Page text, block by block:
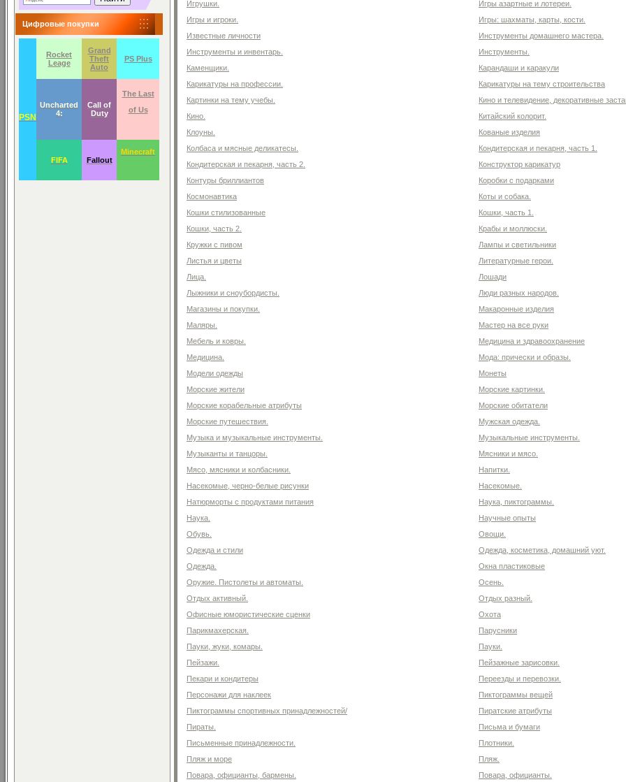
Цифровые покупки
PSN
Rocket
Leage
Grand
Theft
Auto
PS Plus
Uncharted
4:
Call of
Duty
The Last
of Us
FIFA Fallout
Minecraft
Игрушки.
Игры азартные и лотереи.
Игры и игроки.
Игры: шахматы, карты, кости.
Известные личности
Инструменты домашнего мастера.
Инструменты и инвентарь.
Инструменты.
Каменщики.
Карандаши и каракули
Карикатуры на профессии.
Карикатуры на тему строительства
Картинки на тему учебы.
Кино и телевидение, декоративные
Кино.
Китайский колорит.
Клоуны.
Кованые изделия
Колбаса и мясные деликатесы.
Кондитерская и пекарня, часть 1.
Кондитерская и пекарня, часть 2.
Конструктор карикатур
Контуры бриллиантов
Коробки с подарками
Космонавтика
Коты и собака.
Кошки стилизованные
Кошки, часть 1.
Кошки, часть 2.
Крабы и моллюски.
Кружки с пивом
Лампы и светильники
Листья и цветы
Литературные герои.
Лица.
Лошади
Лыжники и сноубордисты.
Люди разных народов.
Магазины и покупки.
Макаронные изделия
Маляры.
Мастер на все руки
Мебель и ковры.
Медицина и здравоохранение
Медицина.
Мода: прически и образы.
Модели одежды
Монеты
Морские жители
Морские картинки.
Морские корабельные атрибуты
Морские обитатели
Морские путешествия.
Мужская одежда.
Музыка и музыкальные инструменты.
Музыкальные инструменты.
Музыканты и танцоры.
Мясники и мясо.
Мясо, мясники и колбасники.
Напитки.
Насекомые, черно-белые рисунки
Насекомые.
Натюрморты с продуктами питания
Наука, пиктограммы.
Наука.
Научные опыты
Обувь.
Овощи.
Одежда и стили
Одежда, косметика, домашний уют.
Одежда.
Окна пластиковые
Оружие. Пистолеты и автоматы.
Осень.
Отдых активный.
Отдых разный.
Офисные юмористические сценки
Охота
Парикмахерская.
Парусники
Пауки, жуки, комары.
Пауки.
Пейзажи.
Пейзажные зарисовки.
Пекари и кондитеры
Переезды и перевозки.
Персонажи для наклеек
Пиктограммы вещей
Пиктограммы спортивных принадлежностей/
Пиратские атрибуты
Пираты.
Письма и бумаги
Письменные принадлежности.
Плотники.
Пляж и море
Пляж.
Повара, официанты, бармены.
Повара, официанты.